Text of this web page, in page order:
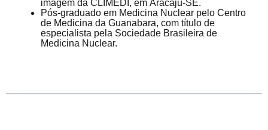
imagem da CLIMEDI, em Aracaju-SE.
Pós-graduado em Medicina Nuclear pelo Centro
de Medicina da Guanabara, com título de
especialista pela Sociedade Brasileira de
Medicina Nuclear.